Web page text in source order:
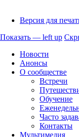
Версия для
up
Показать — left up
Новости
Анонсы
О сообществе
Встречи
Обучение
Часто
Контакты
Мультимедия